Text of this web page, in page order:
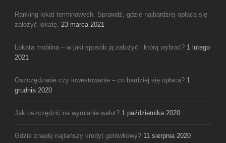
Ranking lokat terminowych. Sprawdź, gdzie najbardziej opłaca się
założyć lokatę. 23 marca 2021
Lokata mobilna – w jaki sposób ją założyć i którą wybrać? 1 lutego
2021
Oszczędzanie czy inwestowanie – co bardziej się opłaca? 1
grudnia 2020
Jak oszczędzić na wymianie walut? 1 października 2020
Gdzie znajdę najtańszy kredyt gotówkowy? 11 sierpnia 2020